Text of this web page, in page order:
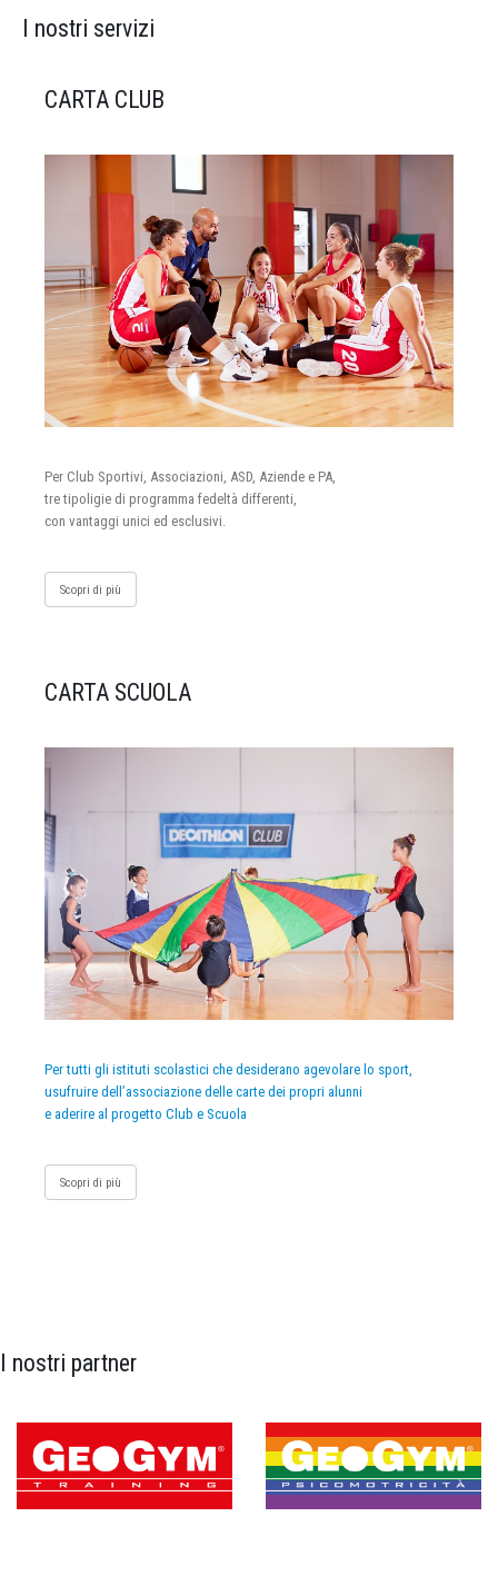
I nostri servizi
CARTA CLUB
Per Club Sportivi, Associazioni, ASD, Aziende e PA,
tre tipoligie di programma fedeltà differenti,
con vantaggi unici ed esclusivi.
Scopri di più
CARTA SCUOLA
Per tutti gli istituti scolastici che desiderano agevolare lo sport,
usufruire dell’associazione delle carte dei propri alunni
e aderire al progetto Club e Scuola
Scopri di più
I nostri partner